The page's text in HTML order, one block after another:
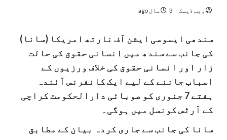
ویب ڈیسک 3 سال ago
سندھی ایسوسی ایشن آف نارتھ امریکا (سانا)
کی جانب سے سندھ میں انسانی حقوق کی حالت
زار اور انسانی حقوق کی خلاف ورزیوں کے
اسباب جاننے کے لیے ایک کانفرنس آئندہ
ہفتے 7 جنوری کو صوبائی دارالحکومت کراچی
کے آرٹس کونسل میں ہوگی۔
سانا کی جانب سے جاری کردہ بیان کے مطابق